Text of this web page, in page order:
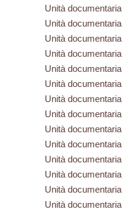
Unità documentaria
Unità documentaria
Unità documentaria
Unità documentaria
Unità documentaria
Unità documentaria
Unità documentaria
Unità documentaria
Unità documentaria
Unità documentaria
Unità documentaria
Unità documentaria
Unità documentaria
Unità documentaria